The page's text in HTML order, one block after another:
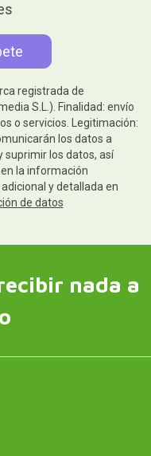
registrada de
S.L.). Finalidad: envío
o servicios. Legitimación:
los datos a
suprimir los datos, así
la información
y detallada en
de datos
nada a